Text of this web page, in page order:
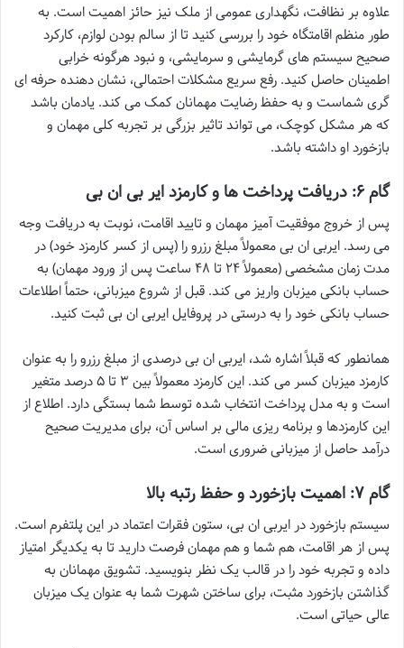
علاوه بر نظافت، نگهداری عمومی از ملک نیز حائز اهمیت است. به
طور منظم اقامتگاه خود را بررسی کنید تا از سالم بودن لوازم، کارکرد
صحیح سیستم های گرمایشی و سرمایشی، و نبود هرگونه خرابی
اطمینان حاصل کنید. رفع سریع مشکلات احتمالی، نشان دهنده حرفه ای
گری شماست و به حفظ رضایت مهمانان کمک می کند. یادمان باشد
که هر مشکل کوچک، می تواند تاثیر بزرگی بر تجربه کلی مهمان و
بازخورد او داشته باشد.
گام ۶: دریافت پرداخت ها و کارمزد ایر بی ان بی
پس از خروج موفقیت آمیز مهمان و تایید اقامت، نوبت به دریافت وجه
می رسد. ایربی ان بی معمولاً مبلغ رزرو را (پس از کسر کارمزد خود) در
مدت زمان مشخصی (معمولاً ۲۴ تا ۴۸ ساعت پس از ورود مهمان) به
حساب بانکی میزبان واریز می کند. قبل از شروع میزبانی، حتماً اطلاعات
حساب بانکی خود را به درستی در پروفایل ایربی ان بی ثبت کنید.
همانطور که قبلاً اشاره شد، ایربی ان بی درصدی از مبلغ رزرو را به عنوان
کارمزد میزبان کسر می کند. این کارمزد معمولاً بین ۳ تا ۵ درصد متغیر
است و به مدل پرداخت انتخاب شده توسط شما بستگی دارد. اطلاع از
این کارمزدها و برنامه ریزی مالی بر اساس آن، برای مدیریت صحیح
درآمد حاصل از میزبانی ضروری است.
گام ۷: اهمیت بازخورد و حفظ رتبه بالا
سیستم بازخورد در ایربی ان بی، ستون فقرات اعتماد در این پلتفرم است.
پس از هر اقامت، هم شما و هم مهمان فرصت دارید تا به یکدیگر امتیاز
داده و تجربه خود را در قالب یک نظر بنویسید. تشویق مهمانان به
گذاشتن بازخورد مثبت، برای ساختن شهرت شما به عنوان یک میزبان
عالی حیاتی است.